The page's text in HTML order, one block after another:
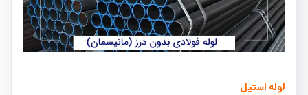
لوله استیل